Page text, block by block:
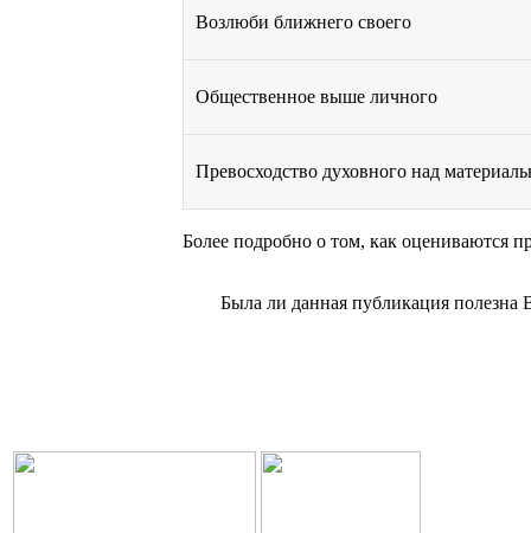
Возлюби ближнего своего
Общественное выше личного
Превосходство духовного над
Более подробно о том, как оцениваются
Была ли данная публикация полезна